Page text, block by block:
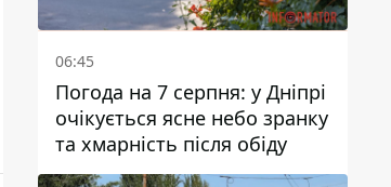
06:45
Погода на 7 серпня: у Дніпрі
очікується ясне небо зранку
та хмарність після обіду